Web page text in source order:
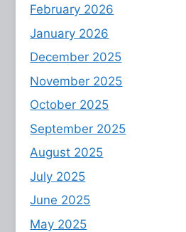
February 2026
January 2026
December 2025
November 2025
October 2025
September 2025
August 2025
July 2025
June 2025
May 2025